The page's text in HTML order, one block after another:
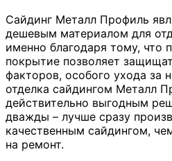
Сайдинг Металл Профиль
дешевым материалом для
именно благодаря тому, что
покрытие позволяет
факторов, особого ухода за
отделка сайдингом Металл
действительно выгодным
дважды – лучше сразу
качественным сайдингом,
на ремонт.